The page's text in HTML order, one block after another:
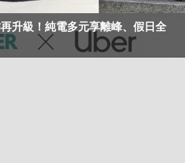
升級！純電多元享離峰、假日全